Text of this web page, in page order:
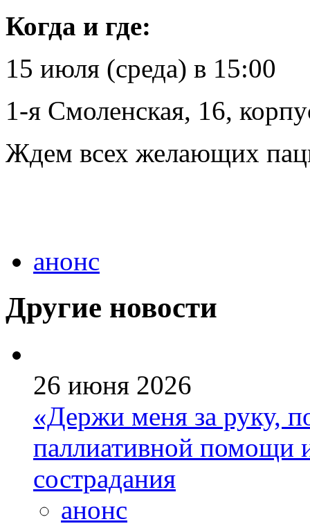
Когда и где:
15 июля (среда) в 15:00
1-я Смоленская, 16,
Ждем всех желающих
анонс
Другие новости
26 июня 2026
«Держи меня за руку,
паллиативной помощи
сострадания
анонс